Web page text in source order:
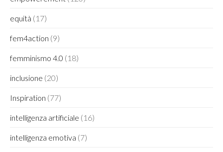
equità (17)
fem4action (9)
femminismo 4.0 (18)
inclusione (20)
Inspiration (77)
intelligenza artificiale (16)
intelligenza emotiva (7)